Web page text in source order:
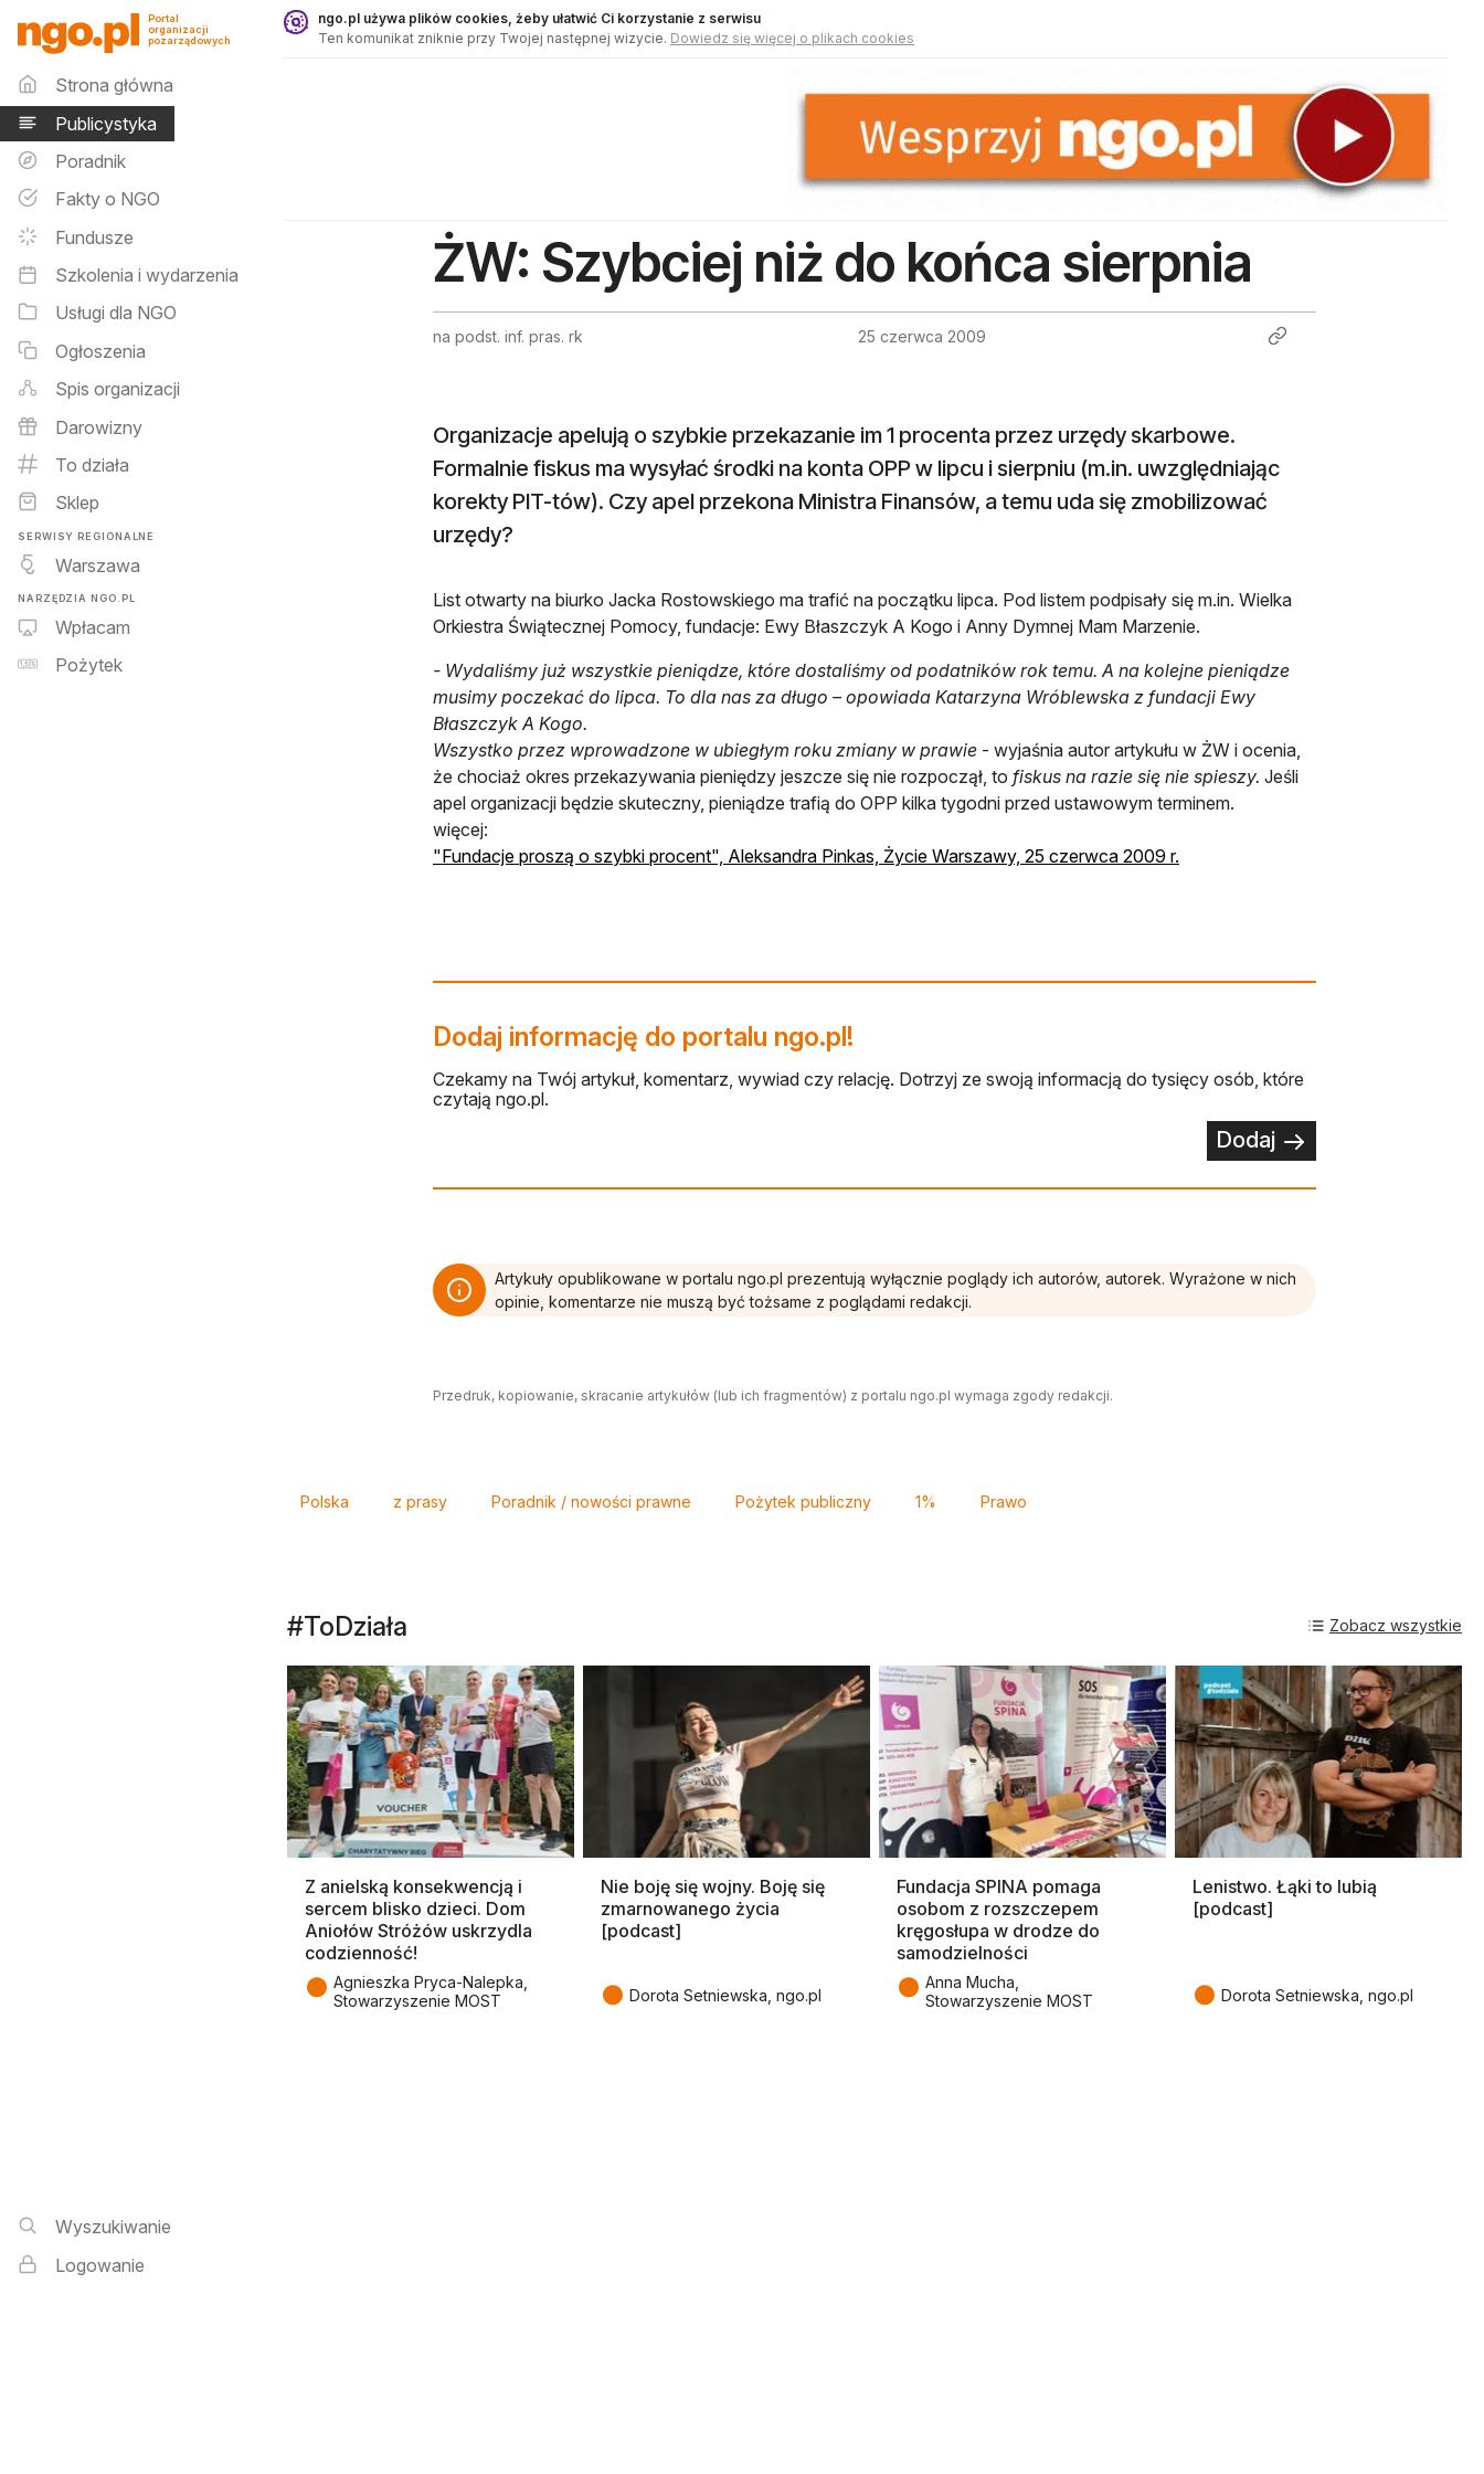
Publicystyka - ngo.pl
Portal
organizacji
pozarządowych
Menu główne
Strona główna
Publicystyka
Poradnik
Fakty o NGO
Fundusze
Szkolenia i wydarzenia
Usługi dla NGO
Ogłoszenia
Spis organizacji
Darowizny
To działa
Sklep
SERWISY REGIONALNE
Warszawa
NARZĘDZIA NGO.PL
Wpłacam
Pożytek
Wyszukiwarka i logowanie
Wyszukiwanie
Logowanie
ngo.pl używa plików cookies, żeby ułatwić Ci korzystanie z serwisu
Ten komunikat zniknie przy Twojej następnej wizycie. Dowiedz się więcej o plikach cookies
ŻW: Szybciej niż do końca sierpnia
na podst. inf. pras. rk 25 czerwca 2009
Organizacje apelują o szybkie przekazanie im 1 procenta przez urzędy skarbowe.
Formalnie fiskus ma wysyłać środki na konta OPP w lipcu i sierpniu (m.in. uwzględniając
korekty PIT-tów). Czy apel przekona Ministra Finansów, a temu uda się zmobilizować
urzędy?
List otwarty na biurko Jacka Rostowskiego ma trafić na początku lipca. Pod listem podpisały się m.in. Wielka
Orkiestra Świątecznej Pomocy, fundacje: Ewy Błaszczyk A Kogo i Anny Dymnej Mam Marzenie.
- Wydaliśmy już wszystkie pieniądze, które dostaliśmy od podatników rok temu. A na kolejne pieniądze
musimy poczekać do lipca. To dla nas za długo – opowiada Katarzyna Wróblewska z fundacji Ewy
Błaszczyk A Kogo.
Wszystko przez wprowadzone w ubiegłym roku zmiany w prawie - wyjaśnia autor artykułu w ŻW i ocenia,
że chociaż okres przekazywania pieniędzy jeszcze się nie rozpoczął, to fiskus na razie się nie spieszy. Jeśli
apel organizacji będzie skuteczny, pieniądze trafią do OPP kilka tygodni przed ustawowym terminem.
więcej:
"Fundacje proszą o szybki procent", Aleksandra Pinkas, Życie Warszawy, 25 czerwca 2009 r.
Dodaj informację do portalu ngo.pl!
Czekamy na Twój artykuł, komentarz, wywiad czy relację. Dotrzyj ze swoją informacją do tysięcy osób, które
czytają ngo.pl.
Dodaj
Artykuły opublikowane w portalu ngo.pl prezentują wyłącznie poglądy ich autorów, autorek. Wyrażone w nich
opinie, komentarze nie muszą być tożsame z poglądami redakcji.
Przedruk, kopiowanie, skracanie artykułów (lub ich fragmentów) z portalu ngo.pl wymaga zgody redakcji.
Polska z prasy Poradnik / nowości prawne Pożytek publiczny 1% Prawo
#ToDziała
Z anielską konsekwencją i
sercem blisko dzieci. Dom
Aniołów Stróżów uskrzydla
codzienność!
● Agnieszka Pryca-Nalepka,
Stowarzyszenie MOST
Nie boję się wojny. Boję się
zmarnowanego życia
[podcast]
● Dorota Setniewska, ngo.pl
Fundacja SPINA pomaga
osobom z rozszczepem
kręgosłupa w drodze do
samodzielności
● Anna Mucha,
Stowarzyszenie MOST
Lenistwo. Łąki to lubią
[podcast]
● Dorota Setniewska, ngo.pl
Zobacz wszystkie